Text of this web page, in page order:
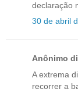
declaração
30 de abril
Anônimo
A extrema
recorrer a